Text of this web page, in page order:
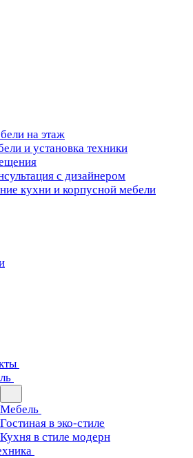
на этаж
и установка техники
с дизайнером
кухни и корпусной мебели
Мебель
Гостиная в эко-стиле
Кухня в стиле модерн